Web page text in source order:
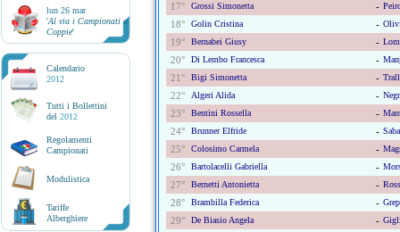
lun 26 mar
'Al via i Campionati a
Coppie'
Calendario
2012
Tutti i Bollettini
del 2012
Regolamenti
Campionati
Modulistica
Tariffe
Alberghiere
17° Grossi Simonetta -
18° Golin Cristina -
19° Bernabei Giusy -
20° Di Lembo Francesca -
21° Bigi Simonetta -
22° Algeri Alida -
23° Bentini Rossella -
24° Brunner Elfride -
25° Colosimo Carmela -
26° Bartolacelli Gabriella -
27° Bernetti Antonietta -
28° Brambilla Federica -
29° De Biasio Angela -